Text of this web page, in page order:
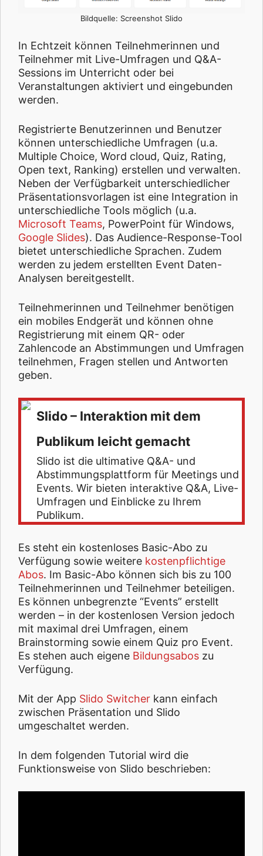
Bildquelle: Screenshot Slido
In Echtzeit können Teilnehmerinnen und
Teilnehmer mit Live-Umfragen und Q&A-
Sessions im Unterricht oder bei
Veranstaltungen aktiviert und eingebunden
werden.
Registrierte Benutzerinnen und Benutzer
können unterschiedliche Umfragen (u.a.
Multiple Choice, Word cloud, Quiz, Rating,
Open text, Ranking) erstellen und verwalten.
Neben der Verfügbarkeit unterschiedlicher
Präsentationsvorlagen ist eine Integration in
unterschiedliche Tools möglich (u.a.
Microsoft Teams, PowerPoint für Windows,
Google Slides). Das Audience-Response-Tool
bietet unterschiedliche Sprachen. Zudem
werden zu jedem erstellten Event Daten-
Analysen bereitgestellt.
Teilnehmerinnen und Teilnehmer benötigen
ein mobiles Endgerät und können ohne
Registrierung mit einem QR- oder
Zahlencode an Abstimmungen und Umfragen
teilnehmen, Fragen stellen und Antworten
geben.
Slido – Interaktion mit dem
Publikum leicht gemacht
Slido ist die ultimative Q&A- und
Abstimmungsplattform für Meetings und
Events. Wir bieten interaktive Q&A, Live-
Umfragen und Einblicke zu Ihrem
Publikum.
Es steht ein kostenloses Basic-Abo zu
Verfügung sowie weitere kostenpflichtige
Abos. Im Basic-Abo können sich bis zu 100
Teilnehmerinnen und Teilnehmer beteiligen.
Es können unbegrenzte “Events” erstellt
werden – in der kostenlosen Version jedoch
mit maximal drei Umfragen, einem
Brainstorming sowie einem Quiz pro Event.
Es stehen auch eigene Bildungsabos zu
Verfügung.
Mit der App Slido Switcher kann einfach
zwischen Präsentation und Slido
umgeschaltet werden.
In dem folgenden Tutorial wird die
Funktionsweise von Slido beschrieben: